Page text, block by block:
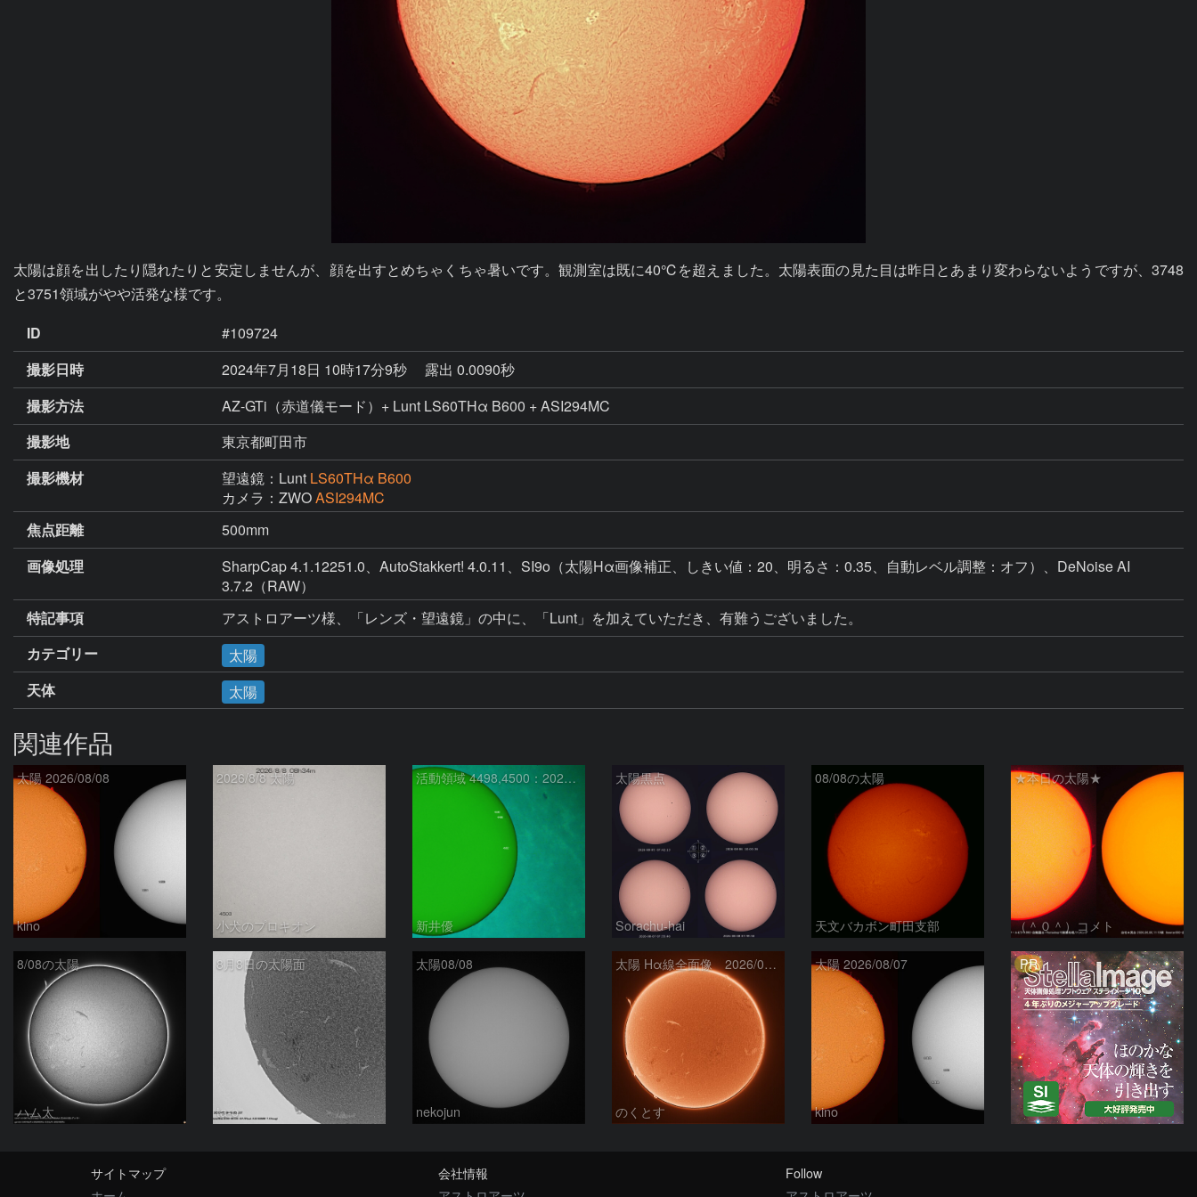
太陽は顔を出したり隠れたりと安定しませんが、顔を出すとめちゃくちゃ暑いです。観測室は既に40℃を超えました。太陽表面の見た目は昨日とあまり変わらないようですが、3748
と3751領域がやや活発な様です。
ID
#109724
撮影日時
2024年7月18日 10時17分9秒
露出 0.0090秒
撮影方法
AZ-GTi（赤道儀モード）+ Lunt LS60THα B600 + ASI294MC
撮影地
東京都町田市
撮影機材
望遠鏡：Lunt LS60THα B600
カメラ：ZWOASI294MC
焦点距離
500mm
画像処理
SharpCap 4.1.12251.0、AutoStakkert! 4.0.11、SI9o（太陽Hα画像補正、しきい値：20、明るさ：0.35、自動レベル調整：オフ）、DeNoise AI
3.7.2（RAW）
特記事項
アストロアーツ様、「レンズ・望遠鏡」の中に、「Lunt」を加えていただき、有難うございました。
カテゴリー
太陽
天体
太陽
関連作品
太陽 2026/08/08
kino
2026/8/8 太陽
小犬のプロキオン
活動領域 4498,4500：2026/08/08
新井優
太陽黒点
Sorachu-hai
08/08の太陽
天文バカボン町田支部
★本日の太陽★
（＾０＾）コメト
8/08の太陽
ハム太
8月8日の太陽面
ta-o
太陽08/08
nekojun
太陽 Hα線全面像 2026/08/08
のくとす
太陽 2026/08/07
kino
PR
サイトマップ
会社情報
Follow